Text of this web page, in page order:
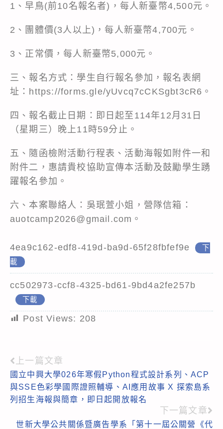
1、早鳥(前10名報名者)，每人新臺幣4,500元。
2、團體價(3人以上)，每人新臺幣4,700元。
3、正常價，每人新臺幣5,000元。
三、報名方式：學生自行報名參加，報名表網
址： https://forms.gle/yUvcq7cCKSgbt3cR6 。
四、報名截止日期：即日起至114年12月31日
（星期三）晚上11時59分止。
五、隨函檢附活動行程表、活動海報如附件一和
附件二，惠請貴校協助宣傳本活動及鼓勵學生踴
躍報名參加。
六、本案聯絡人：吳珉萱小姐，營隊信箱：
auotcamp2026@gmail.com。
4ea9c162-edf8-419d-ba9d-65f28fbfef9e
下
載
cc502973-ccf8-4325-bd61-9bd4a2fe257b
下載
Post Views: 208
Read
more
articles
上一篇文章
國立中興大學026年寒假Python程式設計系列、ACP
與SSE色彩學國際證照輔導、AI應用故事 X 探索島系
列招生海報與簡章，即日起開放報名
下一篇文章
世新大學公共關係暨廣告學系「第十一屆公關營《代